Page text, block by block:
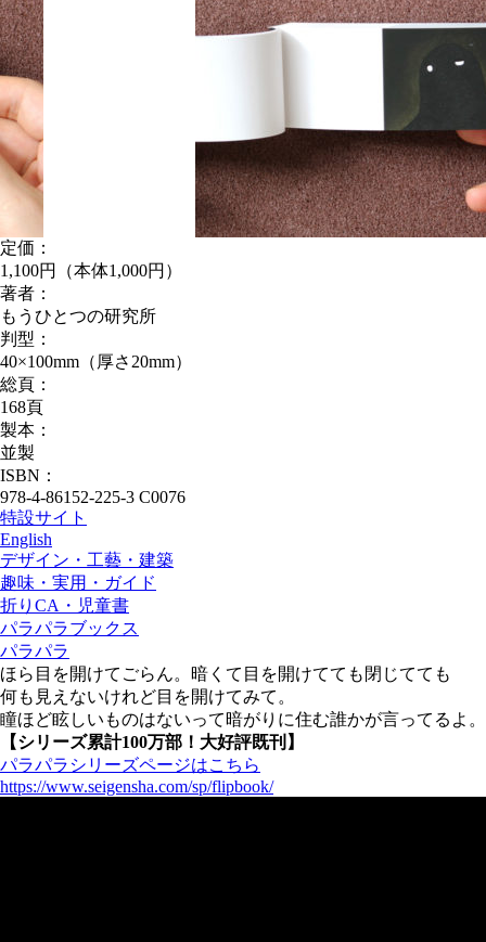
定価：
1,100円（本体1,000円）
著者：
もうひとつの研究所
判型：
40×100mm（厚さ20mm）
総頁：
168頁
製本：
並製
ISBN：
978-4-86152-225-3 C0076
特設サイト
English
デザイン・工藝・建築
趣味・実用・ガイド
折りCA・児童書
パラパラブックス
パラパラ
ほら目を開けてごらん。暗くて目を開けてても閉じてても
何も見えないけれど目を開けてみて。
瞳ほど眩しいものはないって暗がりに住む誰かが言ってるよ。
【シリーズ累計100万部！大好評既刊】
パラパラシリーズページはこちら
https://www.seigensha.com/sp/flipbook/